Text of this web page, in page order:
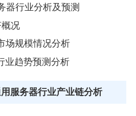
器行业分析及预测
况
场规模情况分析
业趋势预测分析
服务器行业产业链分析